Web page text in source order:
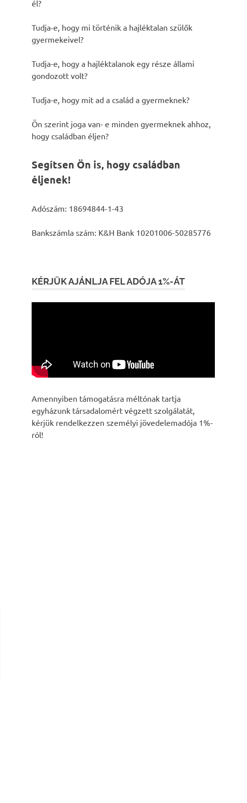
él?
Tudja-e, hogy mi történik a hajléktalan szülők
gyermekeivel?
Tudja-e, hogy a hajléktalanok egy része állami
gondozott volt?
Tudja-e, hogy mit ad a család a gyermeknek?
Ön szerint joga van- e minden gyermeknek ahhoz,
hogy családban éljen?
Segítsen Ön is, hogy családban
éljenek!
Adószám: 18694844-1-43
Bankszámla szám: K&H Bank 10201006-50285776
KÉRJÜK AJÁNLJA FEL ADÓJA 1%-ÁT
Amennyiben támogatásra méltónak tartja
egyházunk társadalomért végzett szolgálatát,
kérjük rendelkezzen személyi jövedelemadója 1%-
ról!